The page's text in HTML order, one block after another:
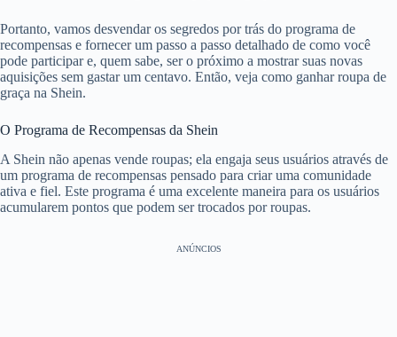
Portanto, vamos desvendar os segredos por trás do programa de
recompensas e fornecer um passo a passo detalhado de como você
pode participar e, quem sabe, ser o próximo a mostrar suas novas
aquisições sem gastar um centavo. Então, veja como ganhar roupa de
graça na Shein.
O Programa de Recompensas da Shein
A Shein não apenas vende roupas; ela engaja seus usuários através de
um programa de recompensas pensado para criar uma comunidade
ativa e fiel. Este programa é uma excelente maneira para os usuários
acumularem pontos que podem ser trocados por roupas.
ANÚNCIOS